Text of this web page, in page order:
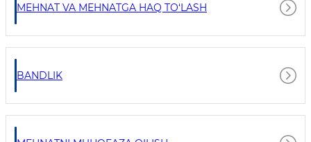
MEHNAT VA MEHNATGA HAQ TO‘LASH
BANDLIK